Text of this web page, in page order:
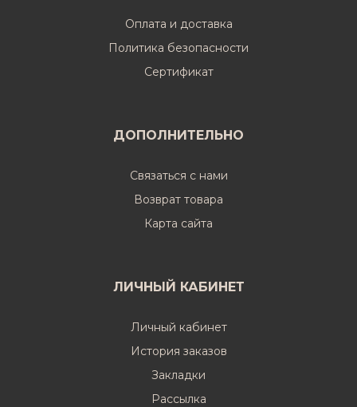
Оплата и доставка
Политика безопасности
Cертификат
ДОПОЛНИТЕЛЬНО
Связаться с нами
Возврат товара
Карта сайта
ЛИЧНЫЙ КАБИНЕТ
Личный кабинет
История заказов
Закладки
Рассылка